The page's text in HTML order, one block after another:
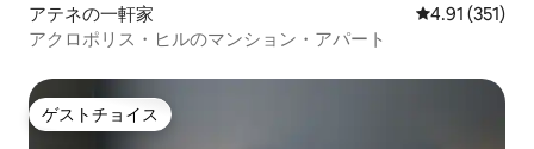
アテネの一軒家 レビュー351
4.91 (351)
アクロポリス・ヒルのマンション・アパート
ゲストチョイス
ゲストチョイス